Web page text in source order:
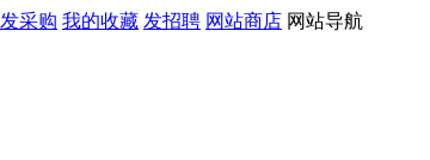
发采购 我的收藏 发招聘 网站商店 网站导航